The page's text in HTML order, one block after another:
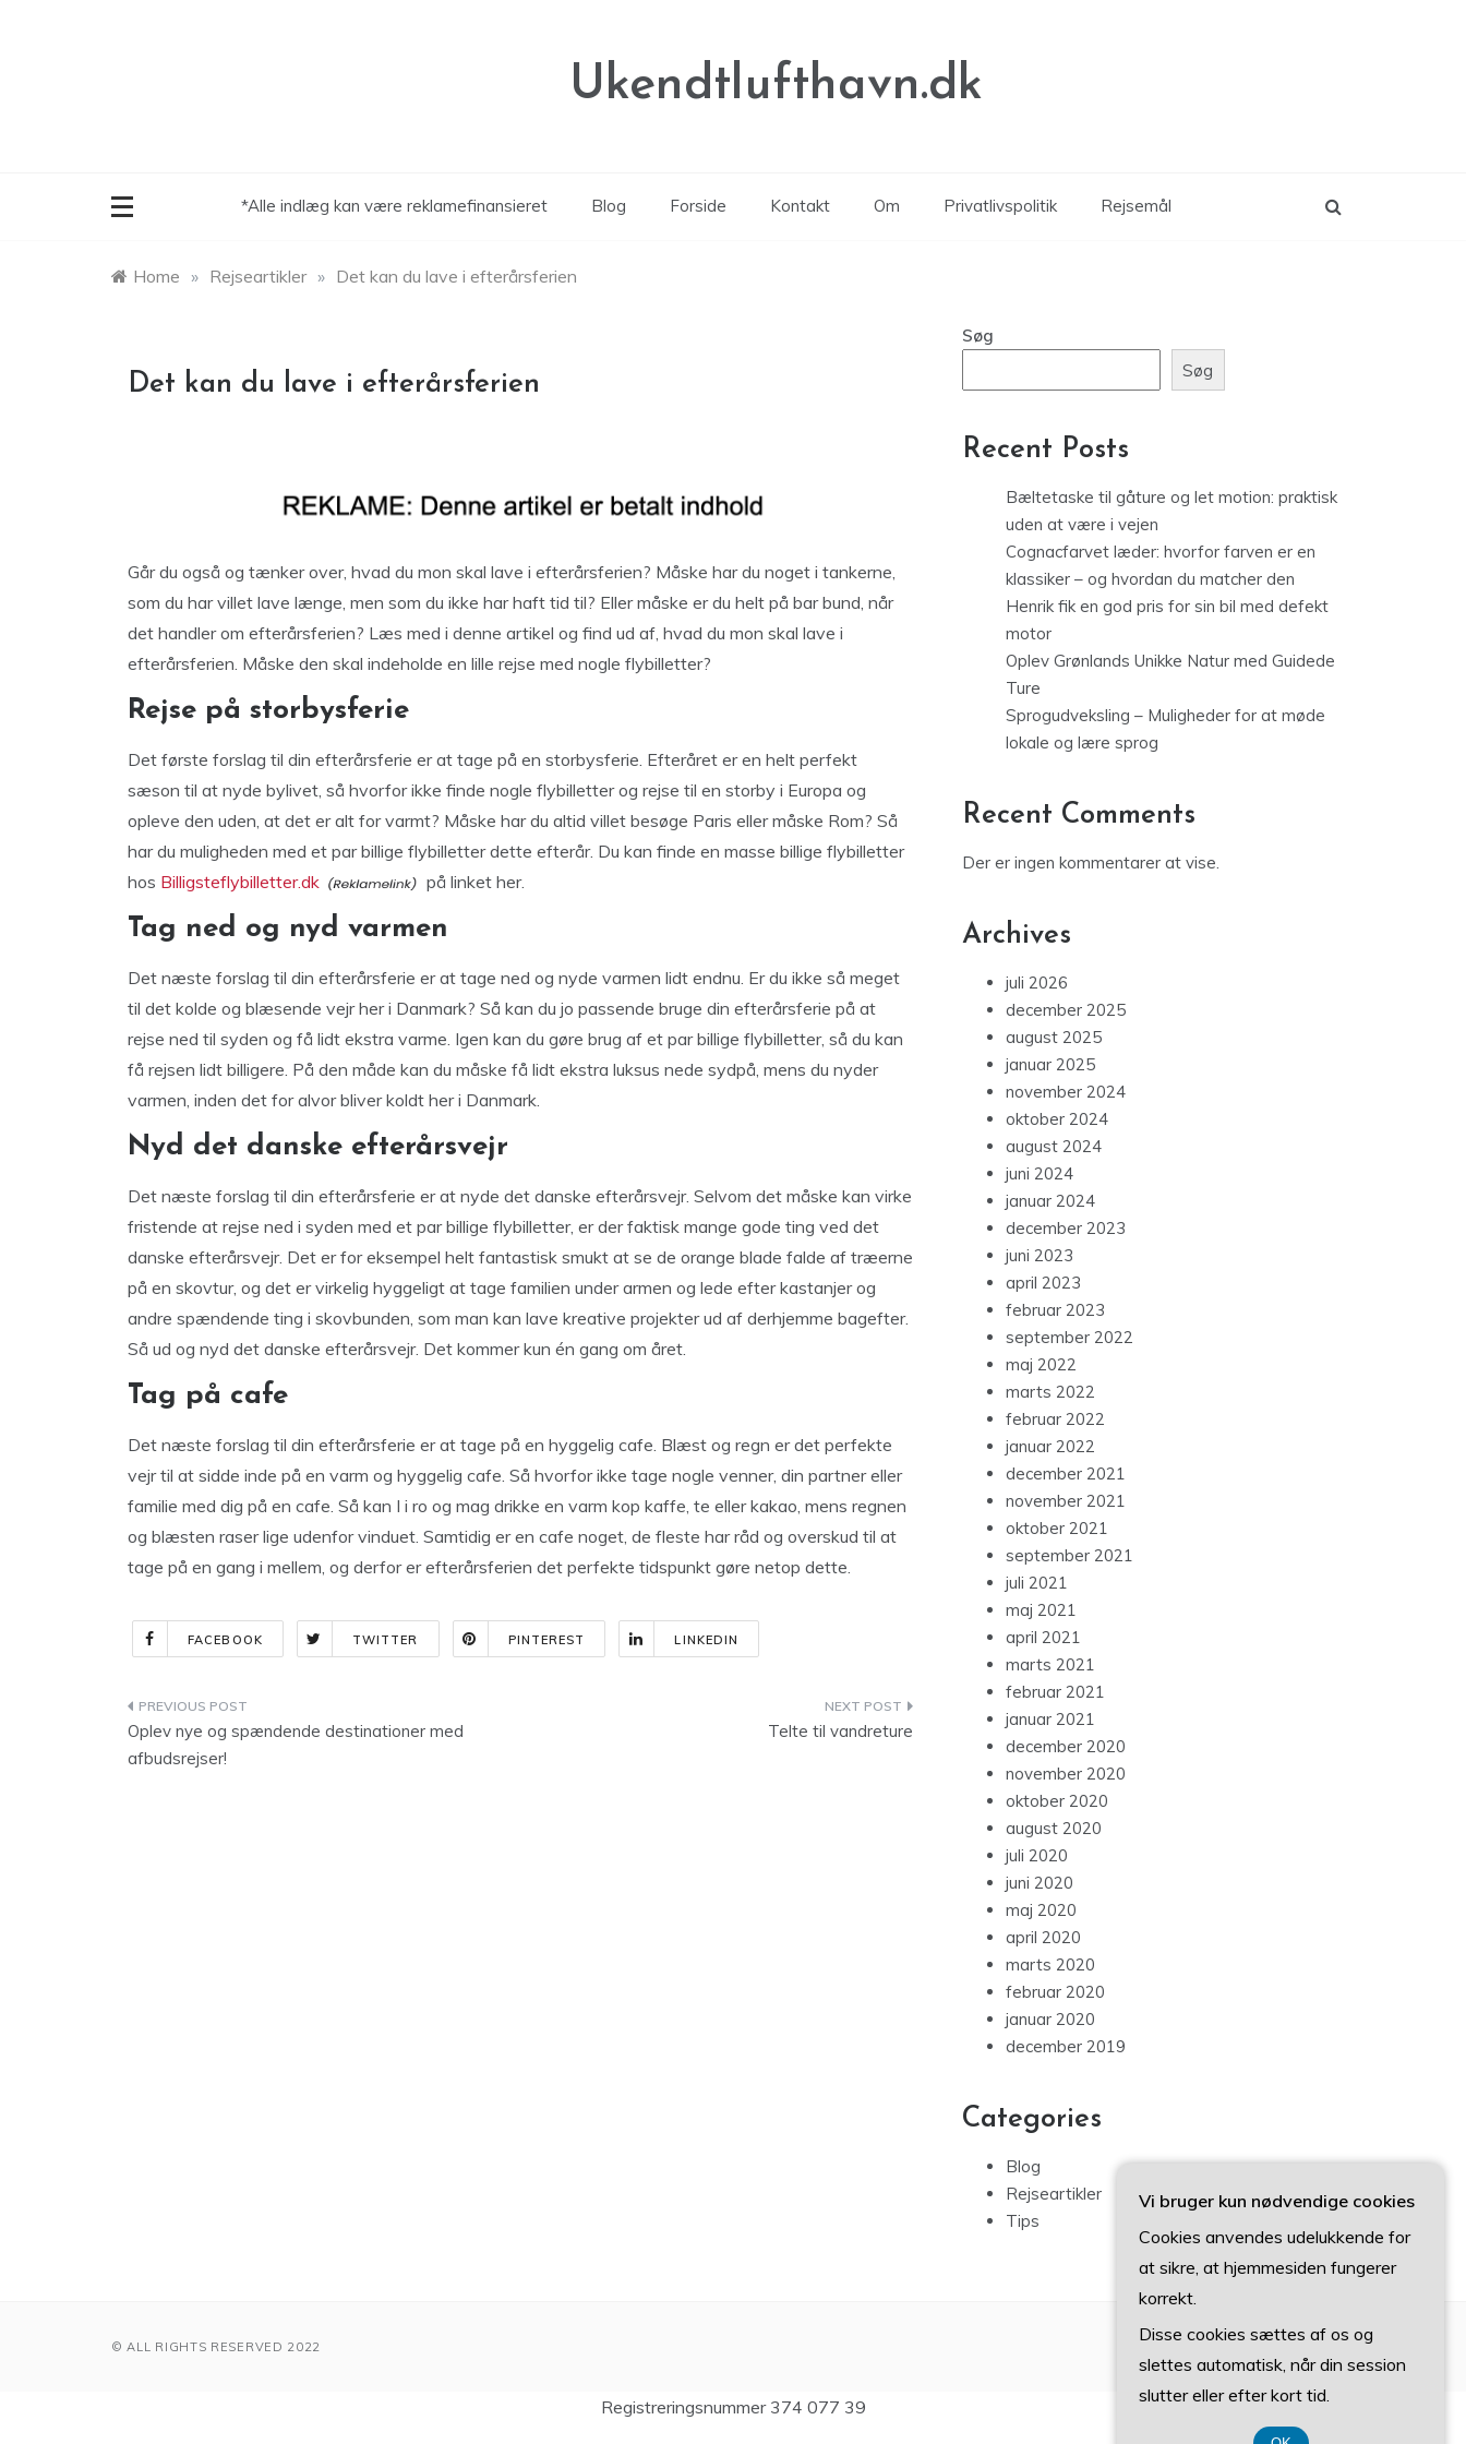
Ukendtlufthavn.dk
*Alle indlæg kan være reklamefinansieret Blog Forside Kontakt Om Privatlivspolitik Rejsemål
Home » Rejseartikler » Det kan du lave i efterårsferien
Det kan du lave i efterårsferien
Går du også og tænker over, hvad du mon skal lave i efterårsferien? Måske har du noget i tankerne,
som du har villet lave længe, men som du ikke har haft tid til? Eller måske er du helt på bar bund, når
det handler om efterårsferien? Læs med i denne artikel og find ud af, hvad du mon skal lave i
efterårsferien. Måske den skal indeholde en lille rejse med nogle flybilletter?
Rejse på storbysferie
Det første forslag til din efterårsferie er at tage på en storbysferie. Efteråret er en helt perfekt
sæson til at nyde bylivet, så hvorfor ikke finde nogle flybilletter og rejse til en storby i Europa og
opleve den uden, at det er alt for varmt? Måske har du altid villet besøge Paris eller måske Rom? Så
har du muligheden med et par billige flybilletter dette efterår. Du kan finde en masse billige flybilletter
hos Billigsteflybilletter.dk på linket her.
Tag ned og nyd varmen
Det næste forslag til din efterårsferie er at tage ned og nyde varmen lidt endnu. Er du ikke så meget
til det kolde og blæsende vejr her i Danmark? Så kan du jo passende bruge din efterårsferie på at
rejse ned til syden og få lidt ekstra varme. Igen kan du gøre brug af et par billige flybilletter, så du kan
få rejsen lidt billigere. På den måde kan du måske få lidt ekstra luksus nede sydpå, mens du nyder
varmen, inden det for alvor bliver koldt her i Danmark.
Nyd det danske efterårsvejr
Det næste forslag til din efterårsferie er at nyde det danske efterårsvejr. Selvom det måske kan virke
fristende at rejse ned i syden med et par billige flybilletter, er der faktisk mange gode ting ved det
danske efterårsvejr. Det er for eksempel helt fantastisk smukt at se de orange blade falde af træerne
på en skovtur, og det er virkelig hyggeligt at tage familien under armen og lede efter kastanjer og
andre spændende ting i skovbunden, som man kan lave kreative projekter ud af derhjemme bagefter.
Så ud og nyd det danske efterårsvejr. Det kommer kun én gang om året.
Tag på cafe
Det næste forslag til din efterårsferie er at tage på en hyggelig cafe. Blæst og regn er det perfekte
vejr til at sidde inde på en varm og hyggelig cafe. Så hvorfor ikke tage nogle venner, din partner eller
familie med dig på en cafe. Så kan I i ro og mag drikke en varm kop kaffe, te eller kakao, mens regnen
og blæsten raser lige udenfor vinduet. Samtidig er en cafe noget, de fleste har råd og overskud til at
tage på en gang i mellem, og derfor er efterårsferien det perfekte tidspunkt gøre netop dette.
FACEBOOK TWITTER PINTEREST LINKEDIN
Indlægsnavigation
Oplev nye og spændende destinationer med
afbudsrejser!
Telte til vandreture
Søg
Søg
Recent Posts
Bæltetaske til gåture og let motion: praktisk
uden at være i vejen
Cognacfarvet læder: hvorfor farven er en
klassiker – og hvordan du matcher den
Henrik fik en god pris for sin bil med defekt
motor
Oplev Grønlands Unikke Natur med Guidede
Ture
Sprogudveksling – Muligheder for at møde
lokale og lære sprog
Recent Comments
Der er ingen kommentarer at vise.
Archives
juli 2026
december 2025
august 2025
januar 2025
november 2024
oktober 2024
august 2024
juni 2024
januar 2024
december 2023
juni 2023
april 2023
februar 2023
september 2022
maj 2022
marts 2022
februar 2022
januar 2022
december 2021
november 2021
oktober 2021
september 2021
juli 2021
maj 2021
april 2021
marts 2021
februar 2021
januar 2021
december 2020
november 2020
oktober 2020
august 2020
juli 2020
juni 2020
maj 2020
april 2020
marts 2020
februar 2020
januar 2020
december 2019
Categories
Blog
Rejseartikler
Tips
© ALL RIGHTS RESERVED 2022
Registreringsnummer 374 077 39
Vi bruger kun nødvendige cookies
Cookies anvendes udelukkende for
at sikre, at hjemmesiden fungerer
korrekt.
Disse cookies sættes af os og
slettes automatisk, når din session
slutter eller efter kort tid.